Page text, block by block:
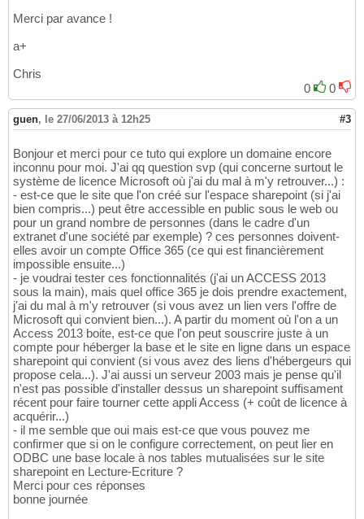
Merci par avance !
a+
Chris
0
0
guen, le 27/06/2013 à 12h25 #3
Bonjour et merci pour ce tuto qui explore un domaine encore
inconnu pour moi. J'ai qq question svp (qui concerne surtout le
système de licence Microsoft où j'ai du mal à m'y retrouver...) :
- est-ce que le site que l'on créé sur l'espace sharepoint (si j'ai
bien compris...) peut être accessible en public sous le web ou
pour un grand nombre de personnes (dans le cadre d'un
extranet d'une société par exemple) ? ces personnes doivent-
elles avoir un compte Office 365 (ce qui est financièrement
impossible ensuite...)
- je voudrai tester ces fonctionnalités (j'ai un ACCESS 2013
sous la main), mais quel office 365 je dois prendre exactement,
j'ai du mal à m'y retrouver (si vous avez un lien vers l'offre de
Microsoft qui convient bien...). A partir du moment où l'on a un
Access 2013 boite, est-ce que l'on peut souscrire juste à un
compte pour héberger la base et le site en ligne dans un espace
sharepoint qui convient (si vous avez des liens d'hébergeurs qui
propose cela...). J'ai aussi un serveur 2003 mais je pense qu'il
n'est pas possible d'installer dessus un sharepoint suffisament
récent pour faire tourner cette appli Access (+ coût de licence à
acquérir...)
- il me semble que oui mais est-ce que vous pouvez me
confirmer que si on le configure correctement, on peut lier en
ODBC une base locale à nos tables mutualisées sur le site
sharepoint en Lecture-Ecriture ?
Merci pour ces réponses
bonne journée